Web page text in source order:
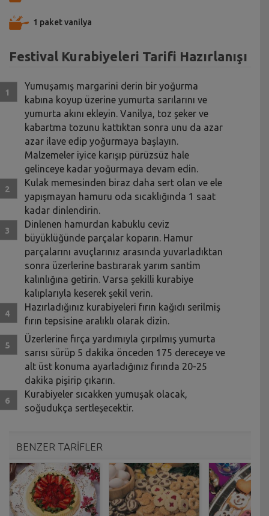
1 paket vanilya
Festival Kurabiyeleri Tarifi Hazırlanışı
Yumuşamış margarini derin bir yoğurma
kabına koyup üzerine yumurta sarılarını ve
yumurta akını ekleyin. Vanilya, toz şeker ve
kabartma tozunu kattıktan sonra unu da azar
azar ilave edip yoğurmaya başlayın.
Malzemeler iyice karışıp pürüzsüz hale
gelinceye kadar yoğurmaya devam edin.
Kulak memesinden biraz daha sert olan ve ele
yapışmayan hamuru oda sıcaklığında 1 saat
kadar dinlendirin.
Dinlenen hamurdan kabuklu ceviz
büyüklüğünde parçalar koparın. Hamur
parçalarını avuçlarınız arasında yuvarladıktan
sonra üzerlerine bastırarak yarım santim
kalınlığına getirin. Varsa şekilli kurabiye
kalıplarıyla keserek şekil verin.
Hazırladığınız kurabiyeleri fırın kağıdı serilmiş
fırın tepsisine aralıklı olarak dizin.
Üzerlerine fırça yardımıyla çırpılmış yumurta
sarısı sürüp 5 dakika önceden 175 dereceye ve
alt üst konuma ayarladığınız fırında 20-25
dakika pişirip çıkarın.
Kurabiyeler sıcakken yumuşak olacak,
soğudukça sertleşecektir.
BENZER TARİFLER